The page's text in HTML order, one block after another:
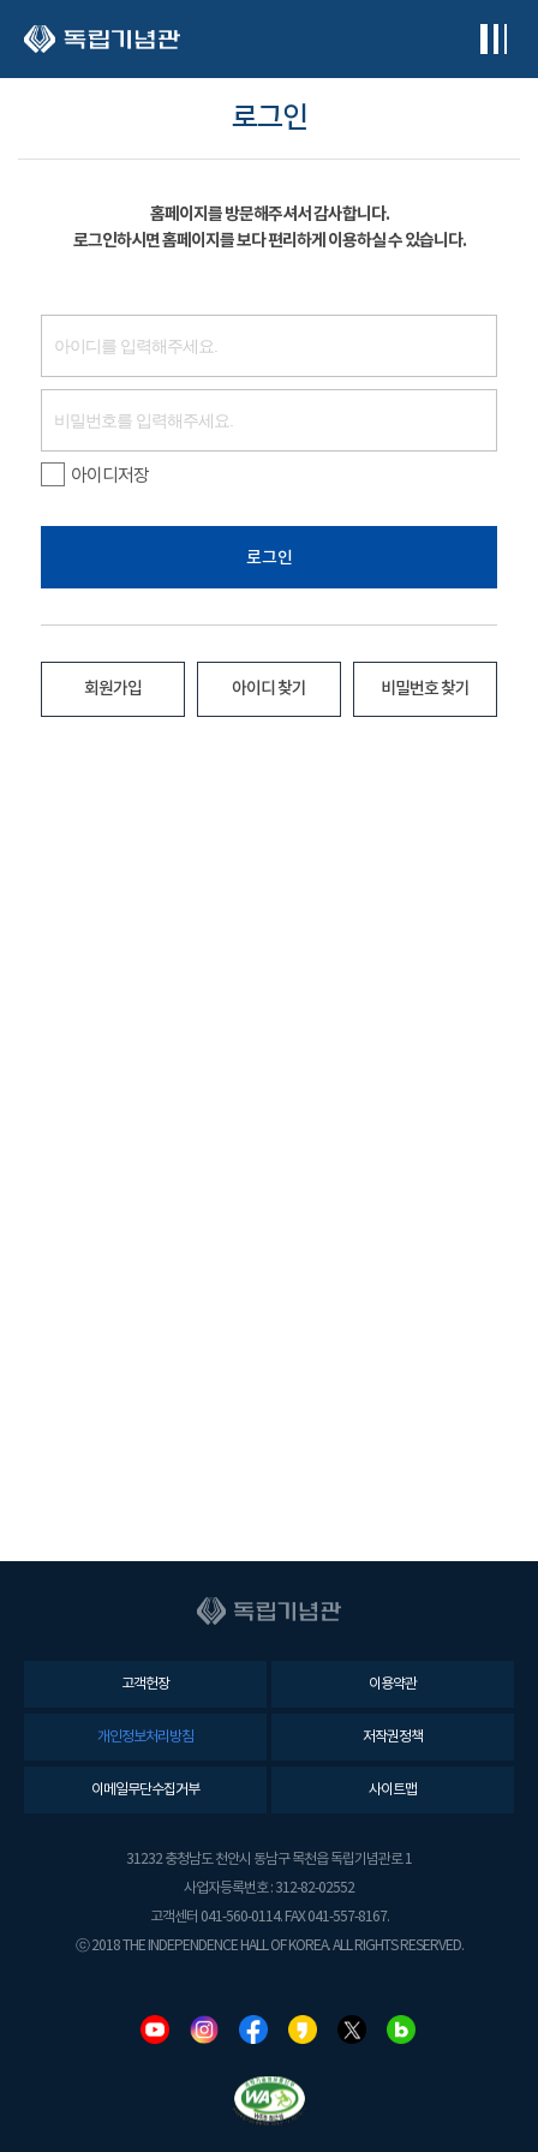
로그인
홈페이지를 방문해주셔서 감사합니다.
로그인하시면 홈페이지를 보다 편리하게 이용하실 수 있습니다.
아이디저장
로그인
회원가입 아이디 찾기 비밀번호 찾기
고객헌장 이용약관
개인정보처리방침 저작권정책
이메일무단수집거부 사이트맵
31232 충청남도 천안시 동남구 목천읍 독립기념관로 1
사업자등록번호 : 312-82-02552
고객센터 041-560-0114. FAX 041-557-8167.
ⓒ 2018 THE INDEPENDENCE HALL OF KOREA. ALL RIGHTS RESERVED.